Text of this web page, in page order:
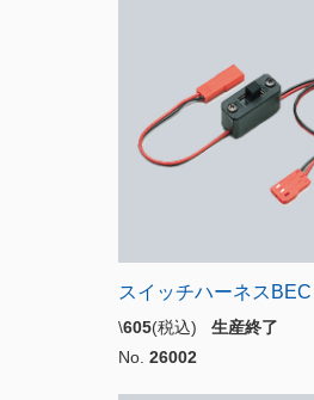
スイッチハーネスBEC
\605(税込) 生産終了
No. 26002